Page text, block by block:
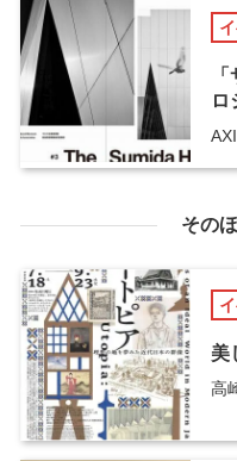
ロ
その
美
高